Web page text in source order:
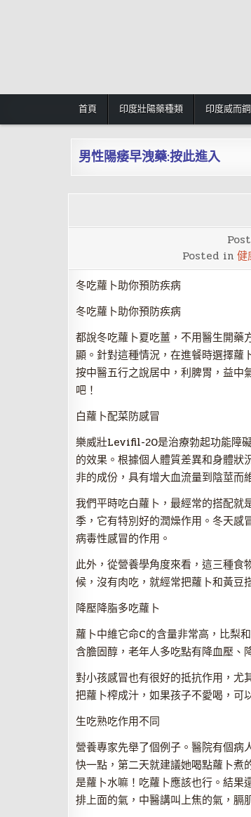
首頁 印度壯陽藥種類 印度威而鋼
男性陽痿早洩藥:按此進入
Posted in 健
冬吃蘿卜助你預防疾病
冬吃蘿卜助你預防疾病
都說冬吃蘿卜夏吃薑，不用醫生開藥
顯。針對這種情況，在進餐時選擇蘿
按中醫五行之說居中，利脾胃，益中
吧！
白蘿卜配菜防感冒
樂威壯Levifil-20是治療勃起功能障
的效果。根據個人體質差異和身體
非的成份，具有增大血流量到陰莖而
我們平時吃白蘿卜，最經常的搭配就
季，它有特別好的潤燥作用。冬天感
病毒性感冒的作用。
此外，從營養學角度來看，這三種食
候，沒有肉吃，就經常把蘿卜和黃豆
降壓降脂多吃蘿卜
蘿卜中維它命C的含量非常高，比梨
含膽固醇，老年人多吃點有降血壓、
對小孩感冒也有很好的抵抗作用，尤
把蘿卜榨成汁，如果孩子不愛喝，可
生吃熟吃作用不同
營養專家先舉了個例子。醫院有個
快一點，第二天就建議她喝點蘿卜煮
是蘿卜水嘛！吃蘿卜應該也行。結果
排上面的氣，中醫講叫上焦的氣，膈